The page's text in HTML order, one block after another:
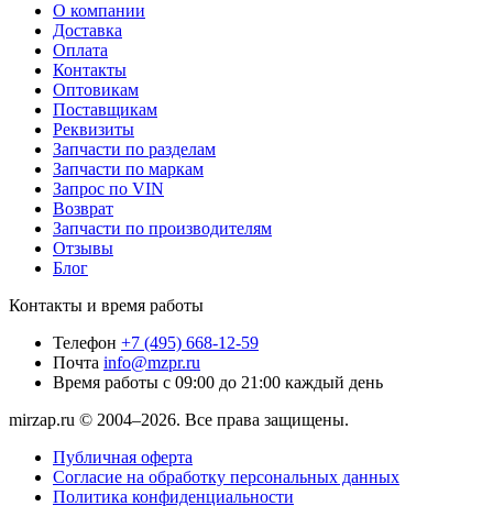
О компании
Доставка
Оплата
Контакты
Оптовикам
Поставщикам
Реквизиты
Запчасти по разделам
Запчасти по маркам
Запрос по VIN
Возврат
Запчасти по производителям
Отзывы
Блог
Контакты и время работы
Телефон +7 (495) 668-12-59
Почта info@mzpr.ru
Время работы с 09:00 до 21:00 каждый день
mirzap.ru © 2004–2026. Все права защищены.
Публичная оферта
Согласие на обработку персональных данных
Политика конфиденциальности